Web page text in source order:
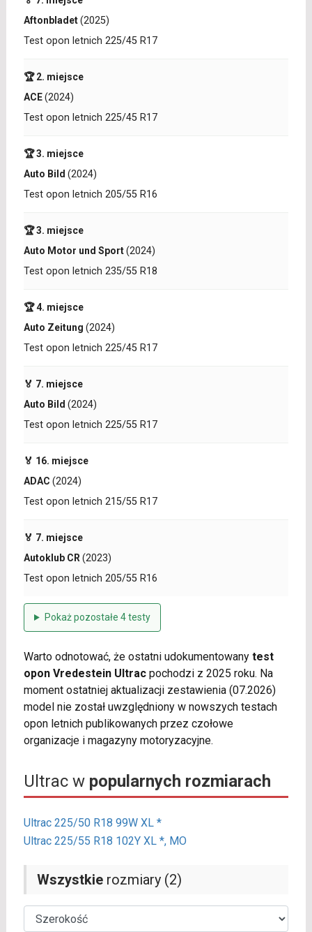
Aftonbladet(2025)
Test opon letnich 225/45 R17
🏆 2. miejsce
ACE(2024)
Test opon letnich 225/45 R17
🏆 3. miejsce
Auto Bild (2024)
Test opon letnich 205/55 R16
🏆 3. miejsce
Auto Motor und Sport(2024)
Test opon letnich 235/55 R18
🏆 4. miejsce
Auto Zeitung (2024)
Test opon letnich 225/45 R17
🏅 7. miejsce
Auto Bild (2024)
Test opon letnich 225/55 R17
🏅 16. miejsce
ADAC (2024)
Test opon letnich 215/55 R17
🏅 7. miejsce
Autoklub CR (2023)
Test opon letnich 205/55 R16
Pokaż pozostałe 4 testy
Warto odnotować, że ostatni udokumentowany test
opon Vredestein Ultracpochodzi z 2025 roku. Na
moment ostatniej aktualizacji zestawienia (07.2026)
model nie został uwzględniony w nowszych testach
opon letnich publikowanych przez czołowe
organizacje i magazyny motoryzacyjne.
Ultrac w popularnych rozmiarach
Ultrac 225/50 R18 99W XL *
Ultrac 225/55 R18 102Y XL *, MO
Wszystkierozmiary (2)